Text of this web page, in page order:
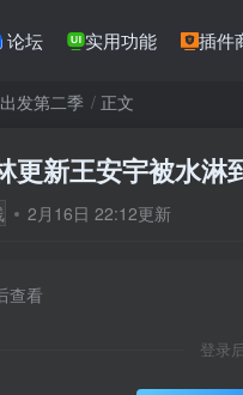
论坛 实用功能 插件
发第二季 正文
更新王安宇被水
2月16日 22:12更新
查看
登录